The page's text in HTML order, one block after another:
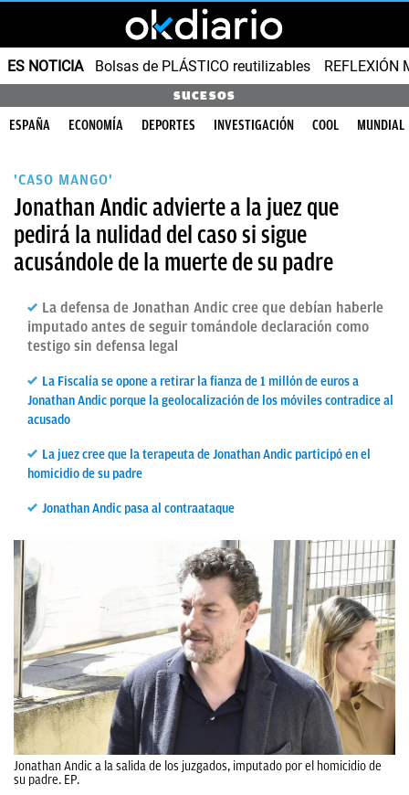
ES NOTICIA Bolsas de PLÁSTICO reutilizables REFLEXIÓN
SUCESOS
ESPAÑA ECONOMÍA DEPORTES INVESTIGACIÓN COOL MUNDIAL
'CASO MANGO'
Jonathan Andic advierte a la juez que
pedirá la nulidad del caso si sigue
acusándole de la muerte de su padre
La defensa de Jonathan Andic cree que debían haberle
imputado antes de seguir tomándole declaración como
testigo sin defensa legal
La Fiscalía se opone a retirar la fianza de 1 millón de euros a
Jonathan Andic porque la geolocalización de los móviles contradice al
acusado
La juez cree que la terapeuta de Jonathan Andic participó en el
homicidio de su padre
Jonathan Andic pasa al contraataque
Jonathan Andic a la salida de los juzgados, imputado por el homicidio de
su padre. EP.